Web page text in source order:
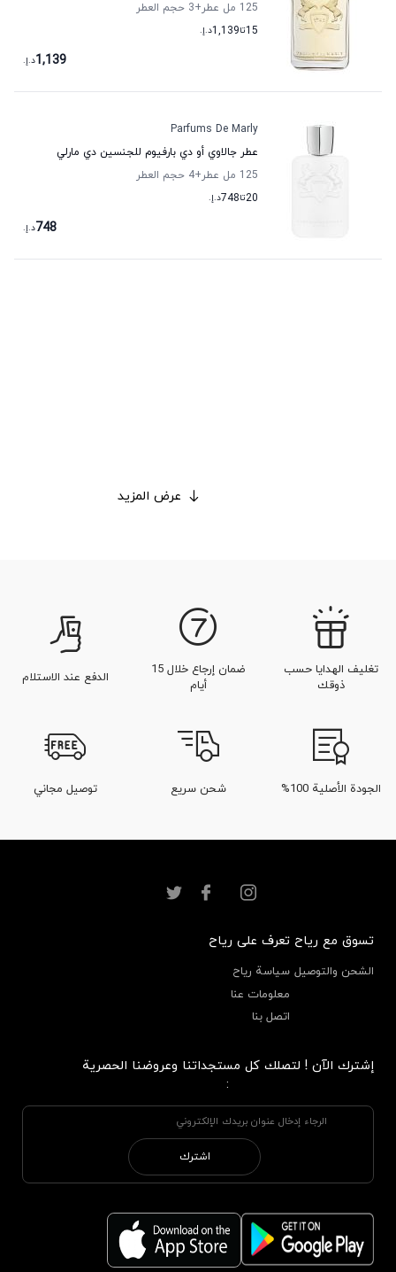
125 مل عطر
+3
حجم العطر
15تا1,139د.إ.
1,139د.إ.
Parfums De Marly
عطر جالاوي أو دي بارفيوم للجنسين دي مارلي
125 مل عطر
+4
حجم العطر
20تا748د.إ.
748د.إ.
عرض المزيد
تغليف الهدايا حسب
ذوقك
ضمان إرجاع خلال 15
أيام
الدفع عند الاستلام
الجودة الأصلية 100% شحن سريع توصيل مجاني
تسوق مع رياح
الشحن والتوصيل
تعرف على رياح
سياسة رياح
معلومات عنا
اتصل بنا
إشترك الآن ! لتصلك كل مستجداتنا وعروضنا الحصرية
:
اشترك